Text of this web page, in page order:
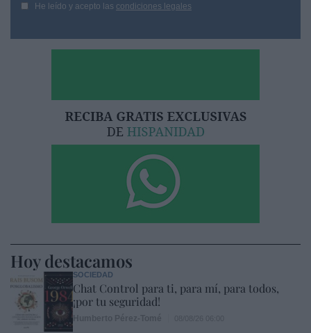
He leído y acepto las condiciones legales
Hoy destacamos
SOCIEDAD
Chat Control para ti, para mí, para todos,
¡por tu seguridad!